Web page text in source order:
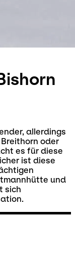
allerdings
oder
es für diese
ist diese
und
sich